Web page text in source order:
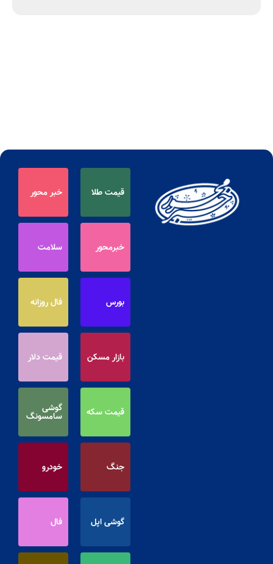
قیمت طلا خبر محور
خبرمحور سلامت
بورس فال روزانه
بازار مسکن قیمت دلار
قیمت سکه گوشی
سامسونگ
جنگ خودرو
گوشی اپل فال